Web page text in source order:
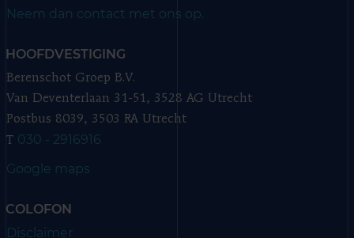
Neem dan contact met ons op.
HOOFDVESTIGING
Berenschot Groep B.V.
Van Deventerlaan 31-51, 3528 AG Utrecht
Postbus 8039, 3503 RA Utrecht
T 030 - 2916916
Google maps
COLOFON
Disclaimer